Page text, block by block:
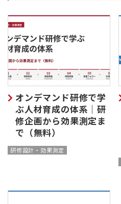
オンデマンド研修で学
ぶ人材育成の体系｜研
修企画から効果測定ま
で（無料）
研修設計・効果測定